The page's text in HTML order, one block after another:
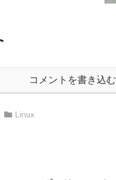
コメントを書き込む
Linux